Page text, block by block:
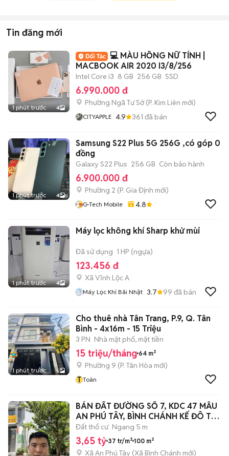
Tin đăng mới
1 phút trước 4
💻 MÀU HỒNG NỮ TÍNH |
MACBOOK AIR 2020 I3/8/256
Intel Core i3 8 GB 256 GB SSD
6.990.000 đ
Phường Ngã Tư Sở(P. Kim Liên mới)
CITYAPPLE 4.9 361 đã bán
1 phút trước 4
Samsung S22 Plus 5G 256G ,có góp 0
đồng
Galaxy S22 Plus 256 GB Còn bảo hành
6.900.000 đ
Phường 2 (P. Gia Định mới)
G-Tech Mobile 4.8
1 phút trước 4
Máy lọc không khí Sharp khử mùi
Đã sử dụng 1 HP (ngựa)
123.456 đ
Xã Vĩnh Lộc A
Máy Lọc Khí Bãi Nhật 3.7 99 đã bán
1 phút trước 5
Cho thuê nhà Tân Trang, P.9, Q. Tân
Bình - 4x16m - 15 Triệu
3 PN Nhà mặt phố, mặt tiền
15 triệu/tháng 64 m²
Phường 9 (P. Tân Hòa mới)
T Toàn
BÁN ĐẤT ĐƯỜNG SỐ 7, KDC 47 MẪU
AN PHÚ TÂY, BÌNH CHÁNH KẾ ĐÔ THỊ
VIN
Đất thổ cư Ngang 5 m
3,65 tỷ 37 tr/m² 100 m²
Xã An Phú Tây (Xã Bình Chánh mới)